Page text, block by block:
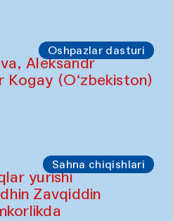
Oshpazlar dasturi
Aleksandr
Kogay (O‘zbekiston)
Sahna chiqishlari
yurishi
Zavqiddin